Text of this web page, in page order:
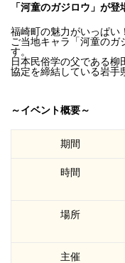
「河童のガジロウ」が登
福崎町の魅力がいっぱい
ご当地キャラ「河童のガ
す。
日本民俗学の父である
協定を締結している岩手
～イベント概要～
期間
時間
場所
主催